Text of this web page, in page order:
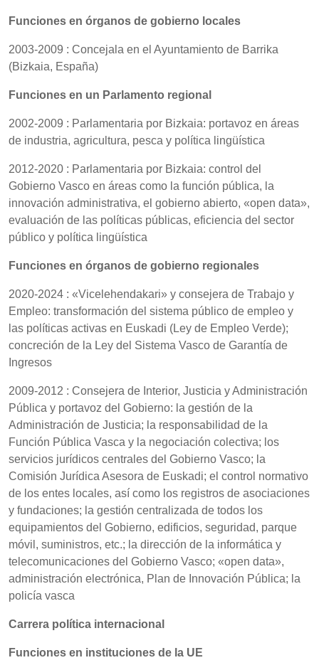
Funciones en órganos de gobierno locales
2003-2009 : Concejala en el Ayuntamiento de Barrika
(Bizkaia, España)
Funciones en un Parlamento regional
2002-2009 : Parlamentaria por Bizkaia: portavoz en áreas
de industria, agricultura, pesca y política lingüística
2012-2020 : Parlamentaria por Bizkaia: control del
Gobierno Vasco en áreas como la función pública, la
innovación administrativa, el gobierno abierto, «open data»,
evaluación de las políticas públicas, eficiencia del sector
público y política lingüística
Funciones en órganos de gobierno regionales
2020-2024 : «Vicelehendakari» y consejera de Trabajo y
Empleo: transformación del sistema público de empleo y
las políticas activas en Euskadi (Ley de Empleo Verde);
concreción de la Ley del Sistema Vasco de Garantía de
Ingresos
2009-2012 : Consejera de Interior, Justicia y Administración
Pública y portavoz del Gobierno: la gestión de la
Administración de Justicia; la responsabilidad de la
Función Pública Vasca y la negociación colectiva; los
servicios jurídicos centrales del Gobierno Vasco; la
Comisión Jurídica Asesora de Euskadi; el control normativo
de los entes locales, así como los registros de asociaciones
y fundaciones; la gestión centralizada de todos los
equipamientos del Gobierno, edificios, seguridad, parque
móvil, suministros, etc.; la dirección de la informática y
telecomunicaciones del Gobierno Vasco; «open data»,
administración electrónica, Plan de Innovación Pública; la
policía vasca
Carrera política internacional
Funciones en instituciones de la UE